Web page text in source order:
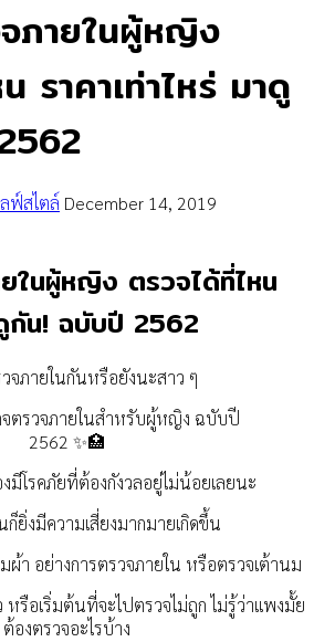
ภายในผู้หญิง
ราคาเท่าไหร่ มาดู
ฟ์สไตล์ December 14, 2019
ในผู้หญิง ตรวจได้ที่ไหน
ดูกัน! ฉบับปี 2562
วจภายในกันหรือยังนะสาว ๆ
จตรวจภายในสำหรับผู้หญิง ฉบับปี
2562 ✨🏥
มีโรคภัยที่ต้องกังวลอยู่ไม่น้อยเลยนะ
ยิ่งมีความเสี่ยงมากมายเกิดขึ้น
ผ้า อย่างการตรวจภายใน หรือตรวจเต้านม
รือเริ่มต้นที่จะไปตรวจไม่ถูก ไม่รู้ว่าแพงมั้ย
ต้องตรวจอะไรบ้าง